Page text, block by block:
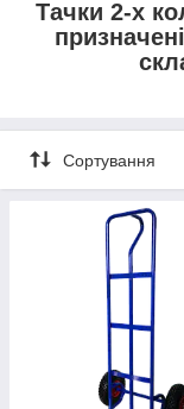
Тачки 2-х
Сортування